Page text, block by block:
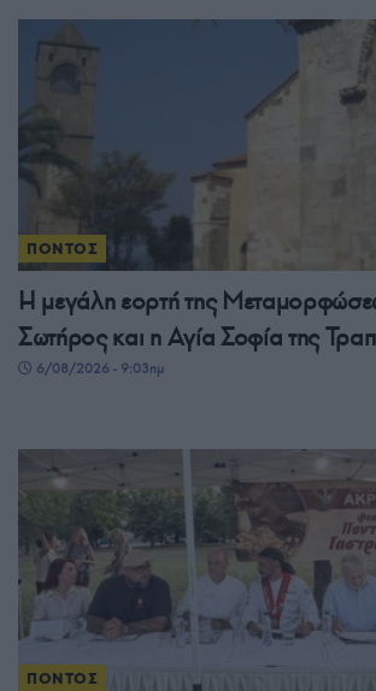
ΠΟΝΤΟΣ
Η μεγάλη εορτή της
Σωτήρος και η Αγία Σοφία της
6/08/2026 - 9:03πμ
ΠΟΝΤΟΣ